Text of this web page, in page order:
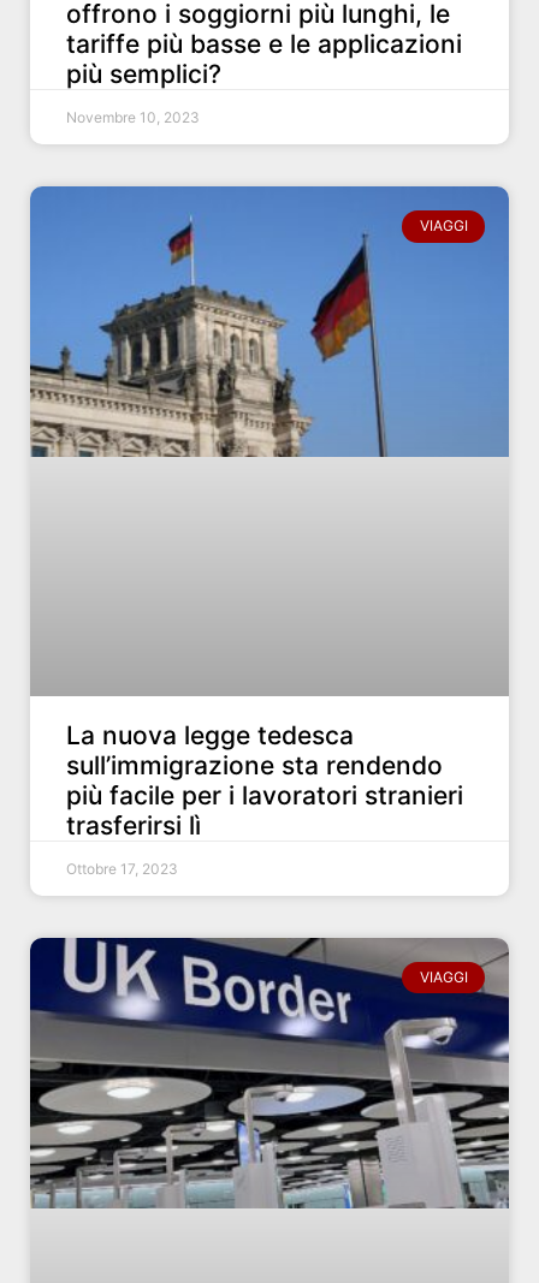
offrono i soggiorni più lunghi, le
tariffe più basse e le applicazioni
più semplici?
Novembre 10, 2023
VIAGGI
La nuova legge tedesca
sull’immigrazione sta rendendo
più facile per i lavoratori stranieri
trasferirsi lì
Ottobre 17, 2023
VIAGGI